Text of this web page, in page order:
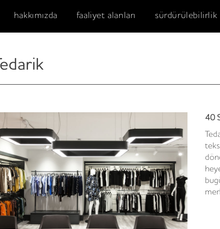
hakkımızda faaliyet alanları sürdürülebilirlik
40